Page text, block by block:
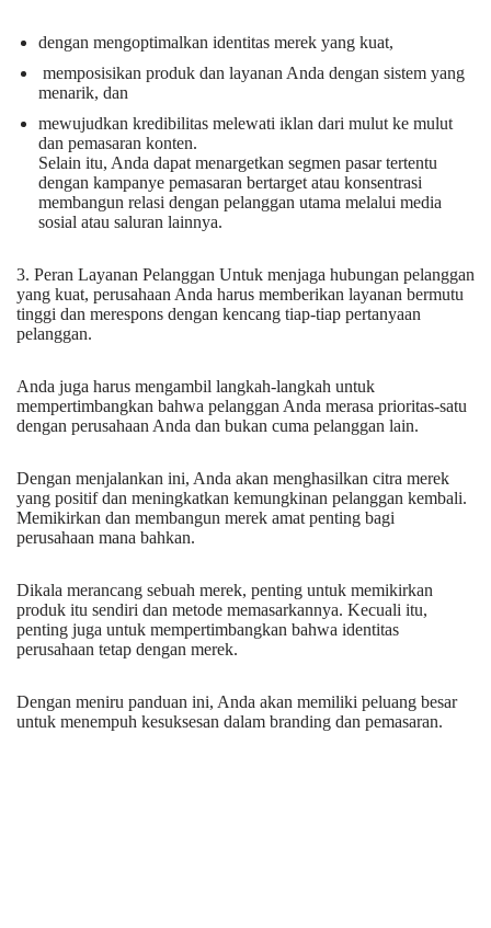
dengan mengoptimalkan identitas merek yang kuat,
memposisikan produk dan layanan Anda dengan sistem yang
menarik, dan
mewujudkan kredibilitas melewati iklan dari mulut ke mulut
dan pemasaran konten.
Selain itu, Anda dapat menargetkan segmen pasar tertentu
dengan kampanye pemasaran bertarget atau konsentrasi
membangun relasi dengan pelanggan utama melalui media
sosial atau saluran lainnya.
3. Peran Layanan Pelanggan Untuk menjaga hubungan pelanggan
yang kuat, perusahaan Anda harus memberikan layanan bermutu
tinggi dan merespons dengan kencang tiap-tiap pertanyaan
pelanggan.
Anda juga harus mengambil langkah-langkah untuk
mempertimbangkan bahwa pelanggan Anda merasa prioritas-satu
dengan perusahaan Anda dan bukan cuma pelanggan lain.
Dengan menjalankan ini, Anda akan menghasilkan citra merek
yang positif dan meningkatkan kemungkinan pelanggan kembali.
Memikirkan dan membangun merek amat penting bagi
perusahaan mana bahkan.
Dikala merancang sebuah merek, penting untuk memikirkan
produk itu sendiri dan metode memasarkannya. Kecuali itu,
penting juga untuk mempertimbangkan bahwa identitas
perusahaan tetap dengan merek.
Dengan meniru panduan ini, Anda akan memiliki peluang besar
untuk menempuh kesuksesan dalam branding dan pemasaran.